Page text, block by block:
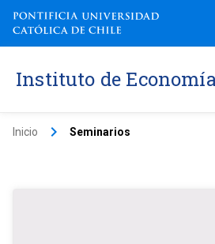
Instituto de
Inicio keyboard_arrow_right Seminarios